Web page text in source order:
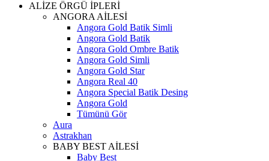
ALİZE ÖRGÜ İPLERİ
ANGORA AİLESİ
Angora Gold Batik Simli
Angora Gold Batik
Angora Gold Ombre Batik
Angora Gold Simli
Angora Gold Star
Angora Real 40
Angora Special Batik Desing
Angora Gold
Tümünü Gör
Aura
Astrakhan
BABY BEST AİLESİ
Baby Best